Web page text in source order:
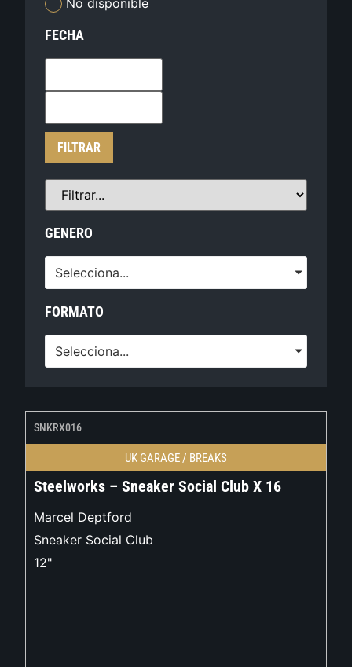
FECHA
FILTRAR
GENERO
Selecciona...
FORMATO
Selecciona...
SNKRX016
UK GARAGE / BREAKS
Steelworks – Sneaker Social Club X 16
Marcel Deptford
Sneaker Social Club
12"